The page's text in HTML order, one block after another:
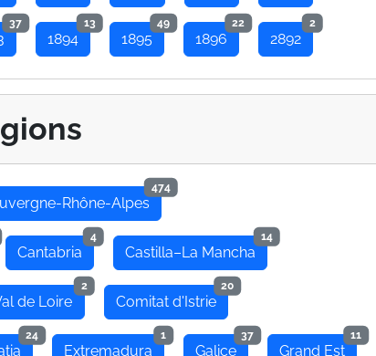
37
1894
13
1895
49
1896
22
2892
2
Rhône-Alpes
474
Cantabria
4
Castilla–La Mancha
14
de Loire
2
Comitat d'Istrie
20
24
Extremadura
1
Galice
37
Grand Est
11